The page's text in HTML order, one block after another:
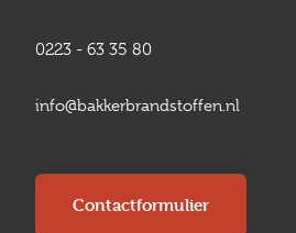
0223 - 63 35 80
info@bakkerbrandstoffen.nl
Contactformulier